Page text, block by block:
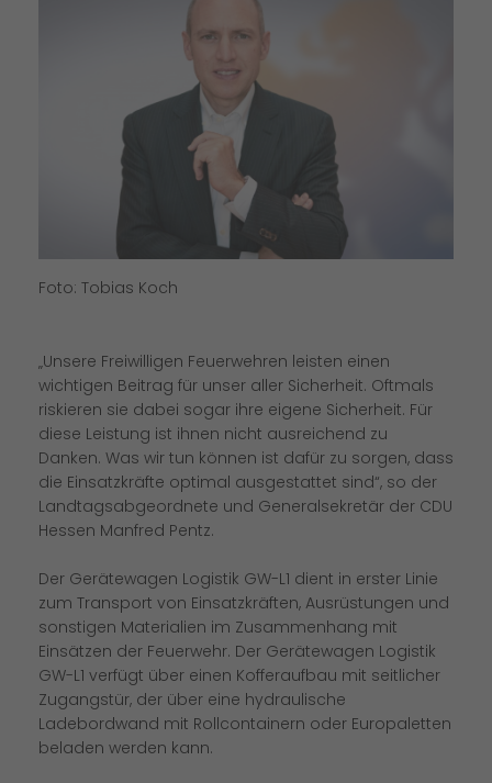
Foto: Tobias Koch
Unsere Freiwilligen Feuerwehren leisten einen
wichtigen Beitrag für unser aller Sicherheit. Oftmals
riskieren sie dabei sogar ihre eigene Sicherheit. Für
diese Leistung ist ihnen nicht ausreichend zu
Danken. Was wir tun können ist dafür zu sorgen, dass
die Einsatzkräfte optimal ausgestattet sind“, so der
Landtagsabgeordnete und Generalsekretär der CDU
Hessen Manfred Pentz.
Der Gerätewagen Logistik GW-L1 dient in erster Linie
zum Transport von Einsatzkräften, Ausrüstungen und
sonstigen Materialien im Zusammenhang mit
Einsätzen der Feuerwehr. Der Gerätewagen Logistik
GW-L1 verfügt über einen Kofferaufbau mit seitlicher
Zugangstür, der über eine hydraulische
Ladebordwand mit Rollcontainern oder Europaletten
beladen werden kann.